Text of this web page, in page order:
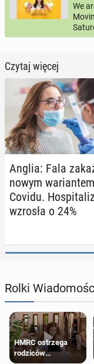
We
Czytaj więcej
Anglia: Fala
nowym wa­rian­tem
Covidu.
wzrosła o 24%
Rolki
HMRC ostrzega
rodziców